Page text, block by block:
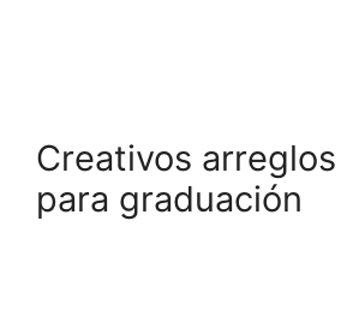
Creativos
para graduación